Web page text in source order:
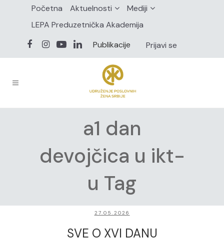
Početna Aktuelnosti
Mediji
LEPA Preduzetnička Akademija
Publikacije
Prijavi se
a1 dan
devojčica u ikt-
u Tag
27.05.2026
SVE O XVI DANU